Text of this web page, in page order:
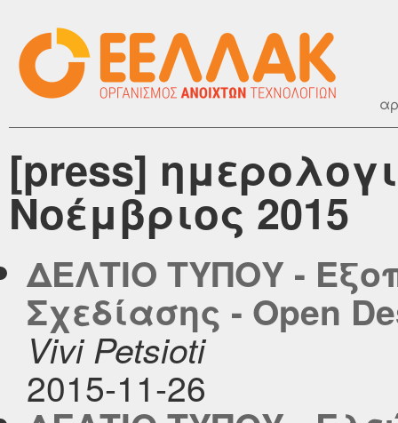
[press]
Νοέμβριος 2015
ΔΕΛΤΙΟ ΤΥΠΟΥ -
Σχεδίασης - Open
Vivi Petsioti
2015-11-26